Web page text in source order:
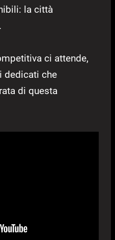
la città
ci attende,
dedicati che
di questa